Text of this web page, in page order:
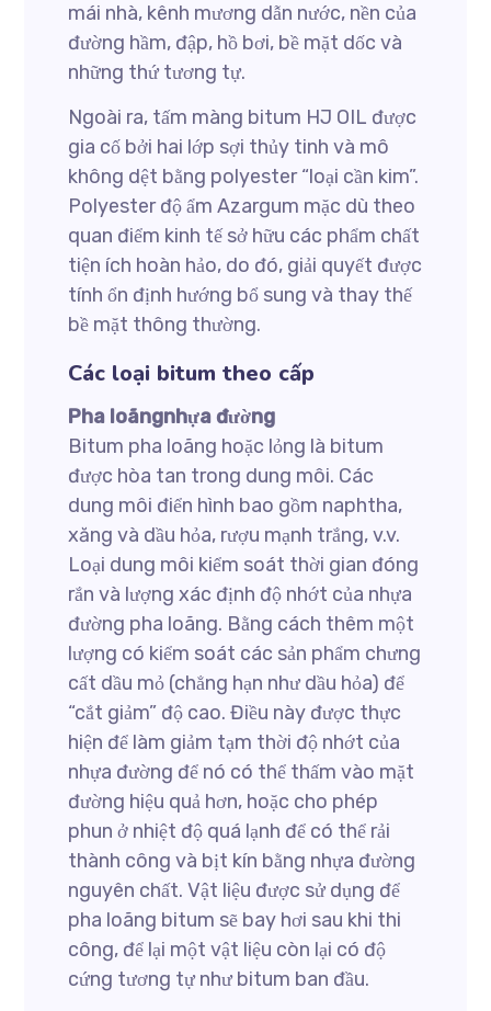
mái nhà, kênh mương dẫn nước, nền của
đường hầm, đập, hồ bơi, bề mặt dốc và
những thứ tương tự.
Ngoài ra, tấm màng bitum HJ OIL được
gia cố bởi hai lớp sợi thủy tinh và mô
không dệt bằng polyester “loại cần kim”.
Polyester độ ẩm Azargum mặc dù theo
quan điểm kinh tế sở hữu các phẩm chất
tiện ích hoàn hảo, do đó, giải quyết được
tính ổn định hướng bổ sung và thay thế
bề mặt thông thường.
Các loại bitum theo cấp
Pha loãngnhựa đường
Bitum pha loãng hoặc lỏng là bitum
được hòa tan trong dung môi. Các
dung môi điển hình bao gồm naphtha,
xăng và dầu hỏa, rượu mạnh trắng, v.v.
Loại dung môi kiểm soát thời gian đóng
rắn và lượng xác định độ nhớt của nhựa
đường pha loãng. Bằng cách thêm một
lượng có kiểm soát các sản phẩm chưng
cất dầu mỏ (chẳng hạn như dầu hỏa) để
“cắt giảm” độ cao. Điều này được thực
hiện để làm giảm tạm thời độ nhớt của
nhựa đường để nó có thể thấm vào mặt
đường hiệu quả hơn, hoặc cho phép
phun ở nhiệt độ quá lạnh để có thể rải
thành công và bịt kín bằng nhựa đường
nguyên chất. Vật liệu được sử dụng để
pha loãng bitum sẽ bay hơi sau khi thi
công, để lại một vật liệu còn lại có độ
cứng tương tự như bitum ban đầu.